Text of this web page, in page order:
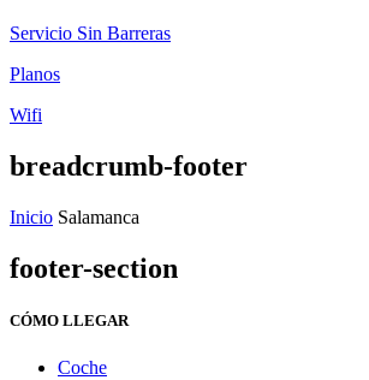
Servicio Sin Barreras
Planos
Wifi
breadcrumb-footer
Inicio Salamanca
footer-section
CÓMO LLEGAR
Coche